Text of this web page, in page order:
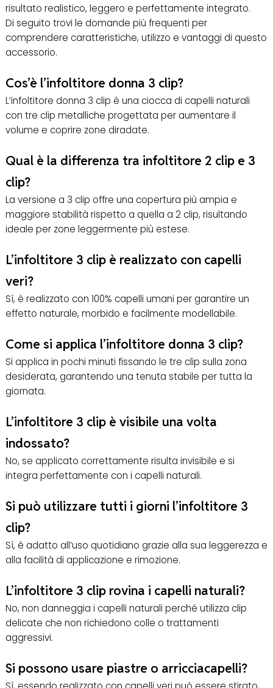
risultato realistico, leggero e perfettamente integrato.
Di seguito trovi le domande più frequenti per
comprendere caratteristiche, utilizzo e vantaggi di questo
accessorio.
Cos’è l’infoltitore donna 3 clip?
L’infoltitore donna 3 clip è una ciocca di capelli naturali
con tre clip metalliche progettata per aumentare il
volume e coprire zone diradate.
Qual è la differenza tra infoltitore 2 clip e 3
clip?
La versione a 3 clip offre una copertura più ampia e
maggiore stabilità rispetto a quella a 2 clip, risultando
ideale per zone leggermente più estese.
L’infoltitore 3 clip è realizzato con capelli
veri?
Sì, è realizzato con 100% capelli umani per garantire un
effetto naturale, morbido e facilmente modellabile.
Come si applica l’infoltitore donna 3 clip?
Si applica in pochi minuti fissando le tre clip sulla zona
desiderata, garantendo una tenuta stabile per tutta la
giornata.
L’infoltitore 3 clip è visibile una volta
indossato?
No, se applicato correttamente risulta invisibile e si
integra perfettamente con i capelli naturali.
Si può utilizzare tutti i giorni l’infoltitore 3
clip?
Sì, è adatto all’uso quotidiano grazie alla sua leggerezza e
alla facilità di applicazione e rimozione.
L’infoltitore 3 clip rovina i capelli naturali?
No, non danneggia i capelli naturali perché utilizza clip
delicate che non richiedono colle o trattamenti
aggressivi.
Si possono usare piastre o arricciacapelli?